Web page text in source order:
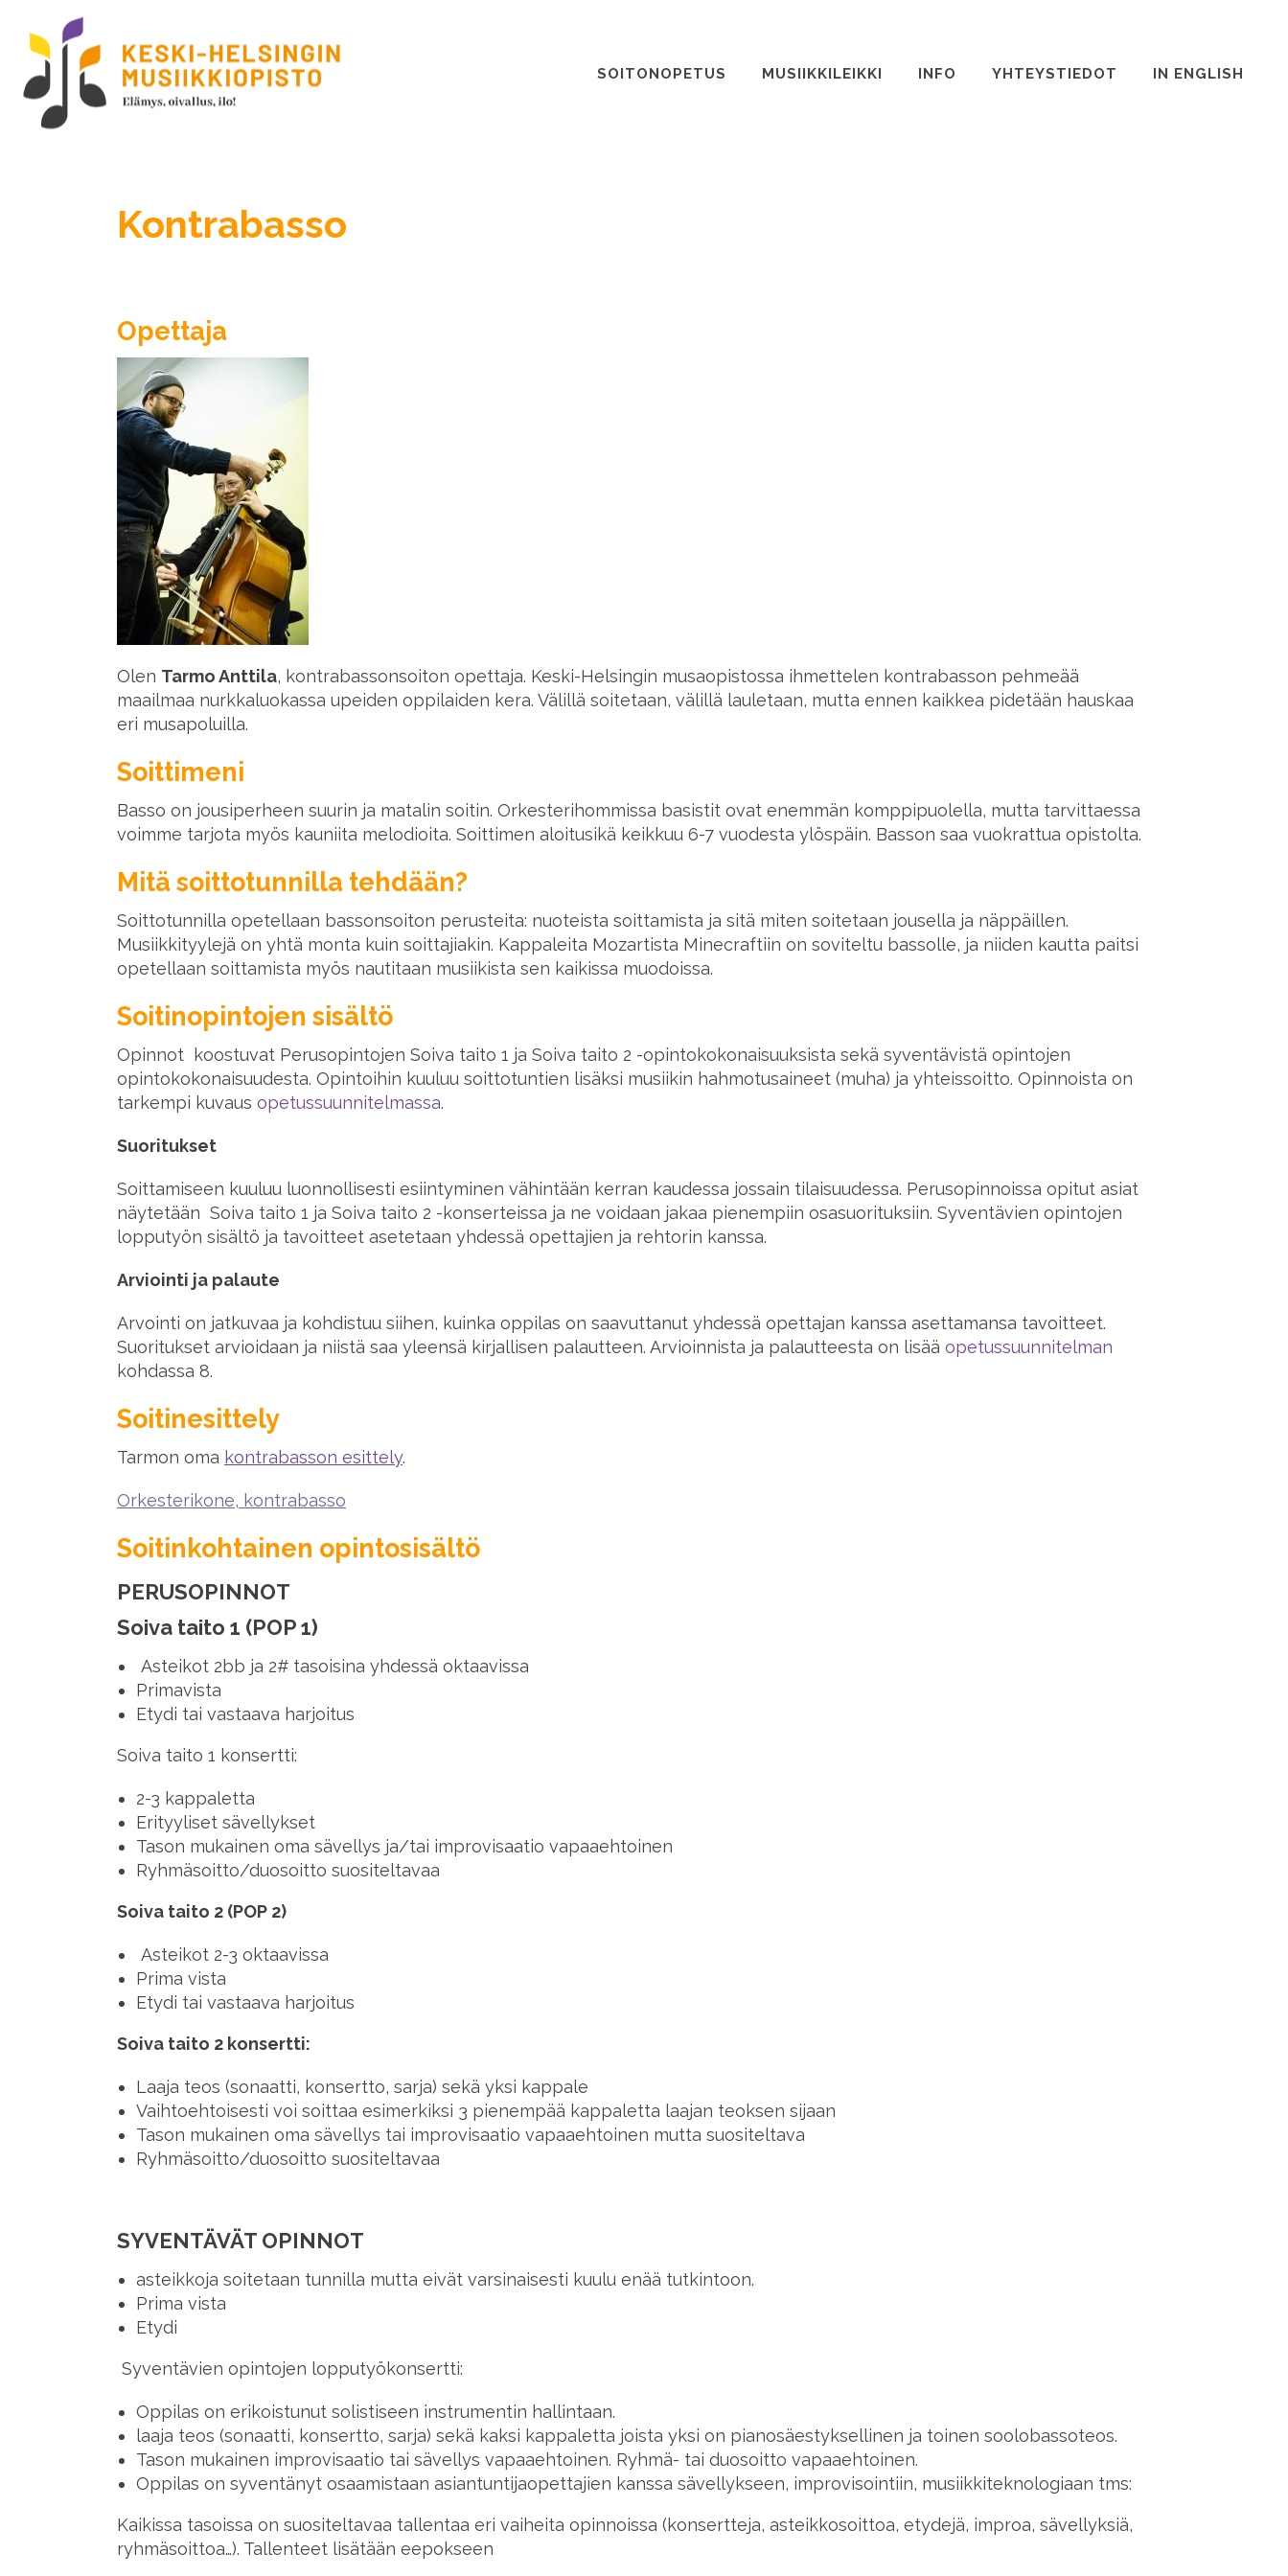
SOITONOPETUS MUSIIKKILEIKKI INFO YHTEYSTIEDOT IN ENGLISH
Kontrabasso
Opettaja
Olen Tarmo Anttila, kontrabassonsoiton opettaja. Keski-Helsingin musaopistossa ihmettelen kontrabasson pehmeää
maailmaa nurkkaluokassa upeiden oppilaiden kera. Välillä soitetaan, välillä lauletaan, mutta ennen kaikkea pidetään hauskaa
eri musapoluilla.
Soittimeni
Basso on jousiperheen suurin ja matalin soitin. Orkesterihommissa basistit ovat enemmän komppipuolella, mutta tarvittaessa
voimme tarjota myös kauniita melodioita. Soittimen aloitusikä keikkuu 6-7 vuodesta ylöspäin. Basson saa vuokrattua opistolta.
Mitä soittotunnilla tehdään?
Soittotunnilla opetellaan bassonsoiton perusteita: nuoteista soittamista ja sitä miten soitetaan jousella ja näppäillen.
Musiikkityylejä on yhtä monta kuin soittajiakin. Kappaleita Mozartista Minecraftiin on soviteltu bassolle, ja niiden kautta paitsi
opetellaan soittamista myös nautitaan musiikista sen kaikissa muodoissa.
Soitinopintojen sisältö
Opinnot koostuvat Perusopintojen Soiva taito 1 ja Soiva taito 2 -opintokokonaisuuksista sekä syventävistä opintojen
opintokokonaisuudesta. Opintoihin kuuluu soittotuntien lisäksi musiikin hahmotusaineet (muha) ja yhteissoitto. Opinnoista on
tarkempi kuvaus opetussuunnitelmassa.
Suoritukset
Soittamiseen kuuluu luonnollisesti esiintyminen vähintään kerran kaudessa jossain tilaisuudessa. Perusopinnoissa opitut asiat
näytetään Soiva taito 1 ja Soiva taito 2 -konserteissa ja ne voidaan jakaa pienempiin osasuorituksiin. Syventävien opintojen
lopputyön sisältö ja tavoitteet asetetaan yhdessä opettajien ja rehtorin kanssa.
Arviointi ja palaute
Arvointi on jatkuvaa ja kohdistuu siihen, kuinka oppilas on saavuttanut yhdessä opettajan kanssa asettamansa tavoitteet.
Suoritukset arvioidaan ja niistä saa yleensä kirjallisen palautteen. Arvioinnista ja palautteesta on lisää opetussuunnitelman
kohdassa 8.
Soitinesittely
Tarmon oma kontrabasson esittely.
Orkesterikone, kontrabasso
Soitinkohtainen opintosisältö
PERUSOPINNOT
Soiva taito 1 (POP 1)
Asteikot 2bb ja 2# tasoisina yhdessä oktaavissa
Primavista
Etydi tai vastaava harjoitus
Soiva taito 1 konsertti:
2-3 kappaletta
Erityyliset sävellykset
Tason mukainen oma sävellys ja/tai improvisaatio vapaaehtoinen
Ryhmäsoitto/duosoitto suositeltavaa
Soiva taito 2 (POP 2)
Asteikot 2-3 oktaavissa
Prima vista
Etydi tai vastaava harjoitus
Soiva taito 2 konsertti:
Laaja teos (sonaatti, konsertto, sarja) sekä yksi kappale
Vaihtoehtoisesti voi soittaa esimerkiksi 3 pienempää kappaletta laajan teoksen sijaan
Tason mukainen oma sävellys tai improvisaatio vapaaehtoinen mutta suositeltava
Ryhmäsoitto/duosoitto suositeltavaa
SYVENTÄVÄT OPINNOT
asteikkoja soitetaan tunnilla mutta eivät varsinaisesti kuulu enää tutkintoon.
Prima vista
Etydi
Syventävien opintojen lopputyökonsertti:
Oppilas on erikoistunut solistiseen instrumentin hallintaan.
laaja teos (sonaatti, konsertto, sarja) sekä kaksi kappaletta joista yksi on pianosäestyksellinen ja toinen soolobassoteos.
Tason mukainen improvisaatio tai sävellys vapaaehtoinen. Ryhmä- tai duosoitto vapaaehtoinen.
Oppilas on syventänyt osaamistaan asiantuntijaopettajien kanssa sävellykseen, improvisointiin, musiikkiteknologiaan tms:
Kaikissa tasoissa on suositeltavaa tallentaa eri vaiheita opinnoissa (konsertteja, asteikkosoittoa, etydejä, improa, sävellyksiä,
ryhmäsoittoa…). Tallenteet lisätään eepokseen